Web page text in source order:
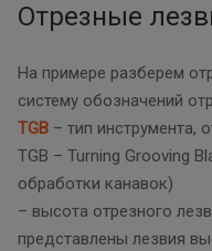
Отрезные
На примере разберем
систему обозначений
TGB – тип инструмента,
TGB – Turning Grooving
обработки канавок)
– высота отрезного
представлены лезвия